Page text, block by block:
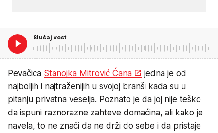
Slušaj vest
Pevačica Stanojka Mitrović Ćana
jedna je od
najboljih i najtraženijih u svojoj branši kada su u
pitanju privatna veselja. Poznato je da joj nije teško
da ispuni raznorazne zahteve domaćina, ali kako je
navela, to ne znači da ne drži do sebe i da pristaje